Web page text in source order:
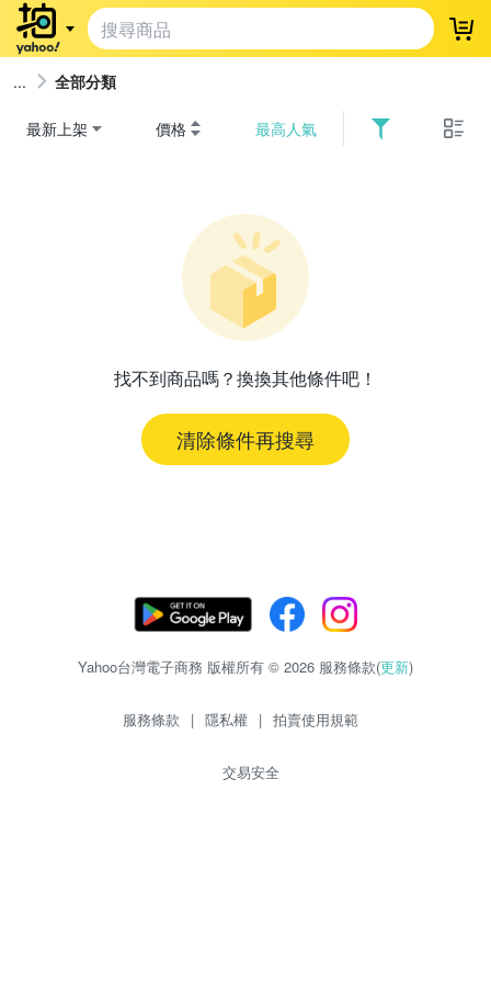
登
全部分類
最新上架 價格 最高人氣
找不到商品嗎？換換其他條件吧！
清除條件再搜尋
Yahoo台灣電子商務 版權所有 © 2026 服務條款(更新)
服務條款 | 隱私權 | 拍賣使用規範
交易安全